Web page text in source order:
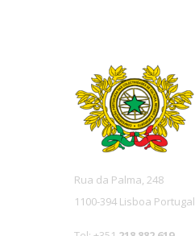
Rua da Palma, 248
1100-394 Lisboa Portugal